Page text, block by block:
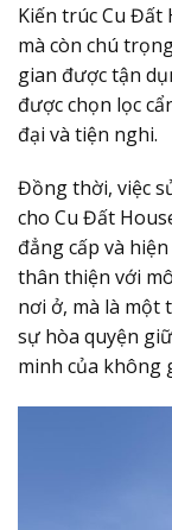
Kiến trúc Cu Đất
mà còn chú
gian được tận
được chọn lọc
đại và tiện nghi.
Đồng thời, việc
cho Cu Đất
đẳng cấp và
thân thiện với
nơi ở, mà là một
sự hòa quyện
minh của không